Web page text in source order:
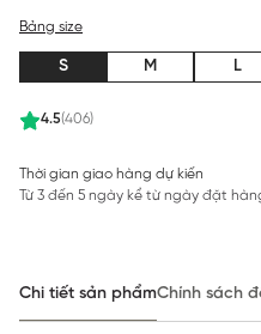
4.5(406)
Bảng size
S M L
Thời gian giao hàng dự kiến
Từ 3 đến 5 ngày kể từ ngày đặt
Chi tiết sản phẩmChính sách